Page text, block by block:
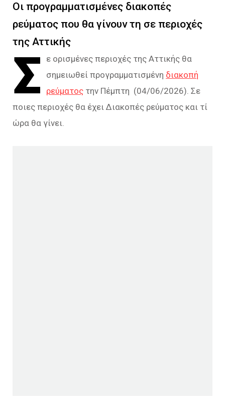
Οι προγραμματισμένες διακοπές
ρεύματος που θα γίνουν τη σε περιοχές
της Αττικής
Σ
ε ορισμένες περιοχές της Αττικής θα
σημειωθεί προγραμματισμένη διακοπή
ρεύματος την Πέμπτη (04/06/2026). Σε
ποιες περιοχές θα έχει Διακοπές ρεύματος και τί
ώρα θα γίνει.